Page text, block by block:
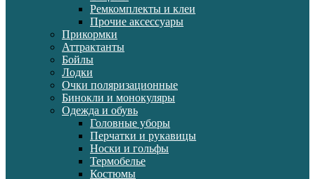
Ремкомплекты и клеи
Прочие аксессуары
Прикормки
Аттрактанты
Бойлы
Лодки
Очки поляризационные
Бинокли и монокуляры
Одежда и обувь
Головные уборы
Перчатки и рукавицы
Носки и гольфы
Термобелье
Костюмы